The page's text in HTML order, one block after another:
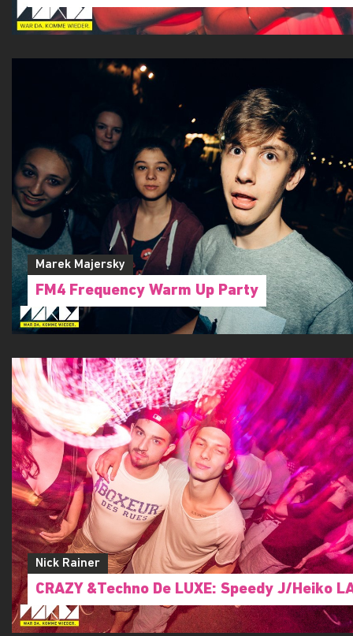
Marek Majersky
FM4 Frequency Warm Up Party
Nick Rainer
CRAZY &Techno De LUXE: Speedy J/Heiko